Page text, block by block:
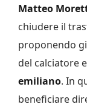
Matteo
chiudere il
proponendo
del calciatore
emiliano. In
beneficiare